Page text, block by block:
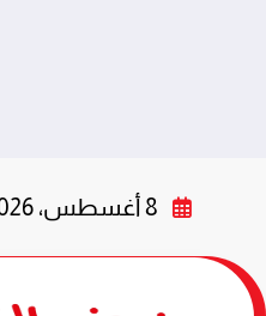
8 أغسطس، 2026